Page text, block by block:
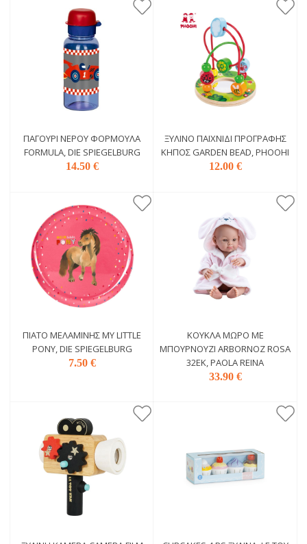
ΠΑΓΟΎΡΙ ΝΕΡΟΎ ΦΌΡΜΟΥΛΑ
FORMULA, DIE SPIEGELBURG
14.50 €
ΞΎΛΙΝΟ ΠΑΙΧΝΊΔΙ ΠΡΟΓΡΑΦΉΣ
ΚΉΠΟΣ GARDEN BEAD, PHOOHI
12.00 €
ΠΙΆΤΟ ΜΕΛΑΜΊΝΗΣ MY LITTLE
PONY, DIE SPIEGELBURG
7.50 €
ΚΟΎΚΛΑ ΜΩΡΌ ΜΕ
ΜΠΟΥΡΝΟΎΖΙ ARBORNOZ ROSA
32ΕΚ, PAOLA REINA
33.90 €